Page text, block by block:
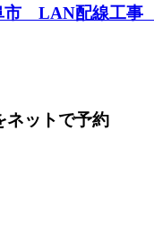
市 LAN配線工事
ネットで予約